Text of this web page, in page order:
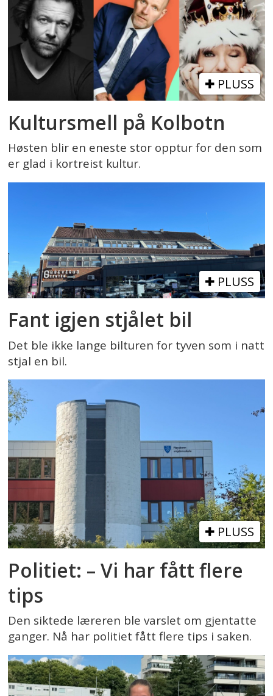
PLUSS
Kultursmell på Kolbotn
Høsten blir en eneste stor opptur for den som
er glad i kortreist kultur.
PLUSS
Fant igjen stjålet bil
Det ble ikke lange bilturen for tyven som i natt
stjal en bil.
PLUSS
Politiet: – Vi har fått flere
tips
Den siktede læreren ble varslet om gjentatte
ganger. Nå har politiet fått flere tips i saken.